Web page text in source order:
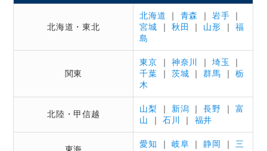
上訴～判決の確定・刑の執行
傷害罪で逮捕された方のために弁護士ができる
こと
①取調べに関するアドバイス
②早期の身柄解放に向けた弁護活動
③被害者との示談交渉
④公判手続きの準備
北海道・東北
北海道 ｜ 青森 ｜岩手 ｜
宮城 ｜ 秋田 ｜ 山形 ｜ 福
島
関東
東京 ｜ 神奈川 ｜埼玉
｜
千葉 ｜ 茨城 ｜群馬 ｜ 栃
木
北陸・甲信越
山梨 ｜ 新潟 ｜長野 ｜ 富
山
｜石川 ｜ 福井
東海
愛知 ｜ 岐阜 ｜静岡 ｜ 三